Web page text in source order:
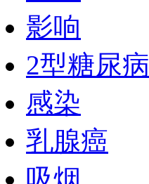
影响
2型糖尿病
感染
乳腺癌